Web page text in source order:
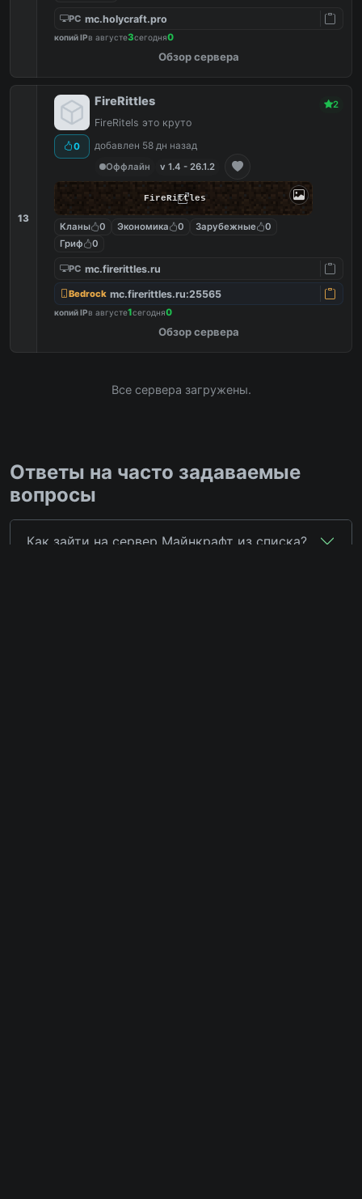
PC mc.holycraft.pro
копий IPв августе3сегодня0
Обзор сервера
13
0
FireRittles 2
FireRitels это круто
добавлен 58 дн назад
Оффлайн
v 1.4 - 26.1.2
FireRittles
Кланы 0 Экономика 0 Зарубежные
0
Гриф
0
PC mc.firerittles.ru
Bedrock mc.firerittles.ru:25565
копий IPв августе1сегодня0
Обзор сервера
Все сервера загружены.
Ответы на часто задаваемые
вопросы
Как зайти на сервер Майнкрафт из списка?